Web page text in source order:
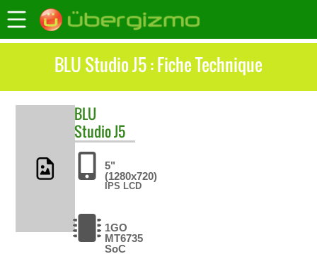
BLU Studio J5 : Fiche Technique
BLU
Studio J5
5"
(1280x720)
IPS LCD
1GO
MT6735
SoC